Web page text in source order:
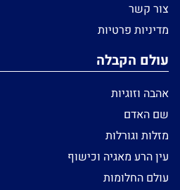
צור קשר
מדיניות פרטיות
עולם הקבלה
אהבה וזוגיות
שם האדם
מזלות וגורלות
עין הרע מאגיה וכישוף
עולם החלומות